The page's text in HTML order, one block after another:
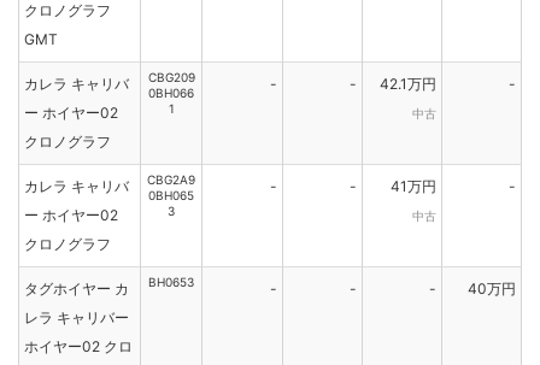
クロノグラフ
GMT
カレラ キャリバ
ー ホイヤー02
クロノグラフ
CBG209
0BH066
1
- - 42.1万円
中古
-
カレラ キャリバ
ー ホイヤー02
クロノグラフ
CBG2A9
0BH065
3
- - 41万円
中古
-
タグホイヤー カ
レラ キャリバー
ホイヤー02 クロ
BH0653 - - - 40万円